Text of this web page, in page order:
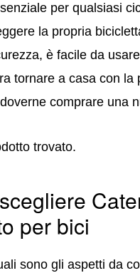
per qualsiasi
la propria
è facile da
tornare a casa con la
comprare una
trovato.
per bici
sono gli aspetti da